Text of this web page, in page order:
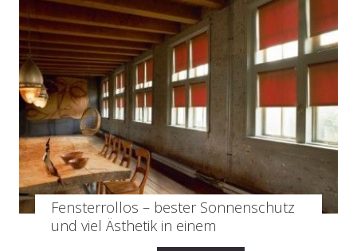
Fensterrollos – bester Sonnenschutz
und viel Ästhetik in einem